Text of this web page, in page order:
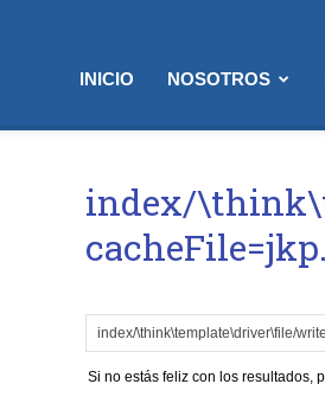
INICIO NOSOTROS
index/
Si no estás feliz con los resultados,